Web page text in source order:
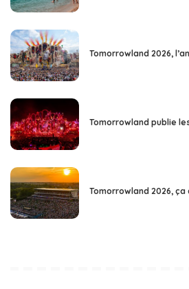
Tomorrowland 2026,
Tomorrowland publie
Tomorrowland 2026, ça